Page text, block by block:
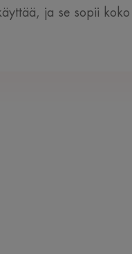
ja se sopii